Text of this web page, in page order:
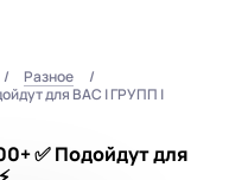
Разное
для ВАС | ГРУПП |
✅ Подойдут для